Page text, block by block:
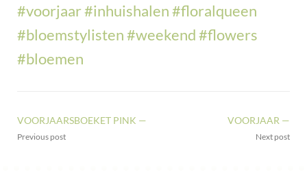
#voorjaar#inhuishalen#floralqueen
#bloemstylisten#weekend#flowers
#bloemen
VOORJAARSBOEKET PINK —
Previous post
VOORJAAR —
Next post